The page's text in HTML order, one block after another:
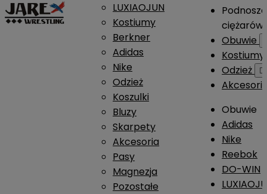
LUXIAOJUN
Kostiumy
Berkner
Adidas
Nike
Odzież
Koszulki
Bluzy
Skarpety
Akcesoria
Pasy
Magnezja
Pozostałe
ciężarów
Obuwie
Kostiumy
Odzież

Obuwie
Adidas
Nike
Reebok
DO-WIN